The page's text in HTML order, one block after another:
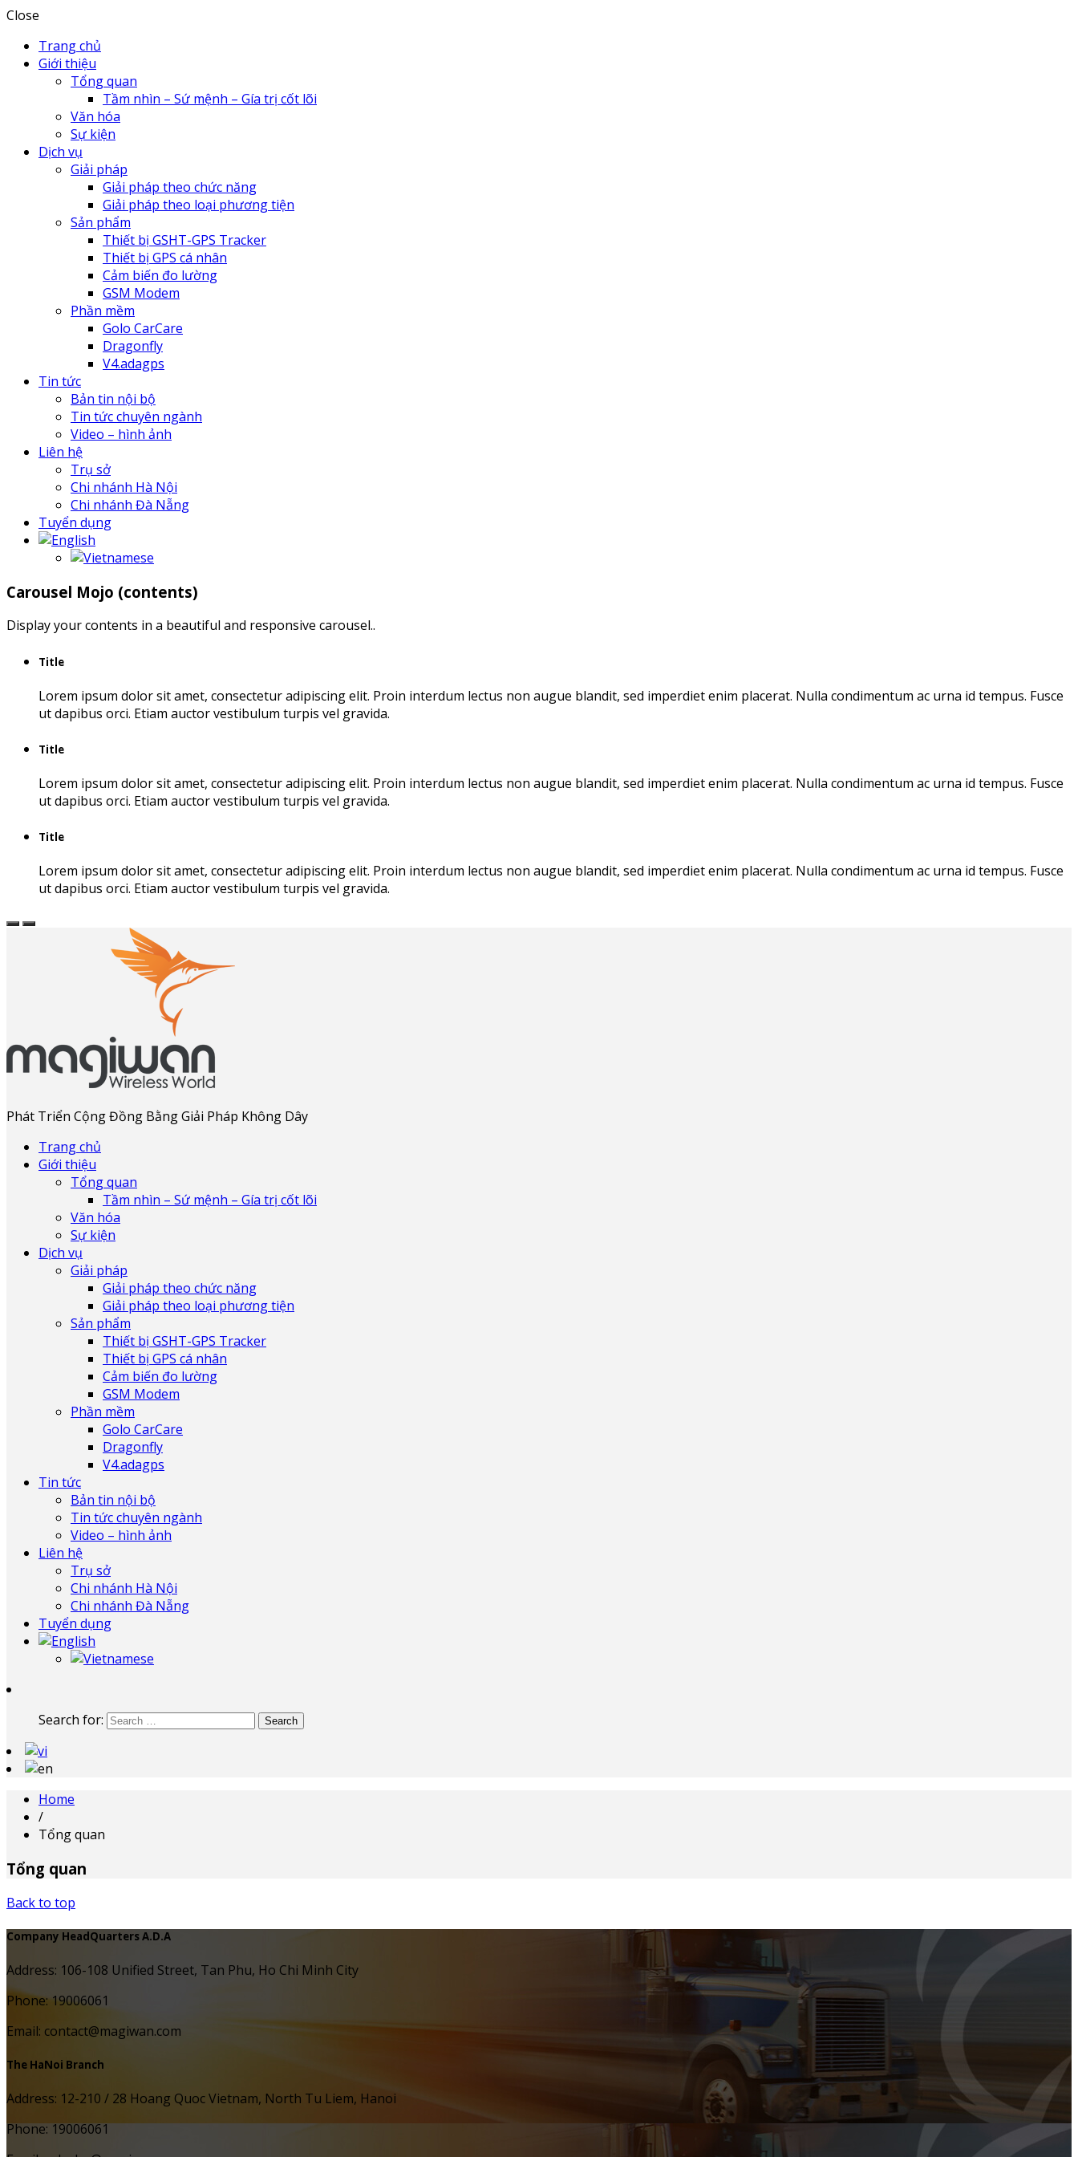
Close
Trang chủ
Giới thiệu
Tổng quan
Tầm nhìn – Sứ mệnh – Gía trị cốt lõi
Văn hóa
Sự kiện
Dịch vụ
Giải pháp
Giải pháp theo chức năng
Giải pháp theo loại phương tiện
Sản phẩm
Thiết bị GSHT-GPS Tracker
Thiết bị GPS cá nhân
Cảm biến đo lường
GSM Modem
Phần mềm
Golo CarCare
Dragonfly
V4.adagps
Tin tức
Bản tin nội bộ
Tin tức chuyên ngành
Video – hình ảnh
Liên hệ
Trụ sở
Chi nhánh Hà Nội
Chi nhánh Đà Nẵng
Tuyển dụng
Carousel Mojo (contents)
Display your contents in a beautiful and responsive carousel..
Title
Lorem ipsum dolor sit amet, consectetur adipiscing elit. Proin interdum lectus non augue blandit, sed imperdiet enim placerat. Nulla condimentum ac urna id tempus. Fusce
ut dapibus orci. Etiam auctor vestibulum turpis vel gravida.
Title
Lorem ipsum dolor sit amet, consectetur adipiscing elit. Proin interdum lectus non augue blandit, sed imperdiet enim placerat. Nulla condimentum ac urna id tempus. Fusce
ut dapibus orci. Etiam auctor vestibulum turpis vel gravida.
Title
Lorem ipsum dolor sit amet, consectetur adipiscing elit. Proin interdum lectus non augue blandit, sed imperdiet enim placerat. Nulla condimentum ac urna id tempus. Fusce
ut dapibus orci. Etiam auctor vestibulum turpis vel gravida.
Phát Triển Cộng Đồng Bằng Giải Pháp Không Dây
Trang chủ
Giới thiệu
Tổng quan
Tầm nhìn – Sứ mệnh – Gía trị cốt lõi
Văn hóa
Sự kiện
Dịch vụ
Giải pháp
Giải pháp theo chức năng
Giải pháp theo loại phương tiện
Sản phẩm
Thiết bị GSHT-GPS Tracker
Thiết bị GPS cá nhân
Cảm biến đo lường
GSM Modem
Phần mềm
Golo CarCare
Dragonfly
V4.adagps
Tin tức
Bản tin nội bộ
Tin tức chuyên ngành
Video – hình ảnh
Liên hệ
Trụ sở
Chi nhánh Hà Nội
Chi nhánh Đà Nẵng
Tuyển dụng
Search for:
Home
/
Tổng quan
Tổng quan
Back to top
Company HeadQuarters A.D.A
Address: 106-108 Unified Street, Tan Phu, Ho Chi Minh City
Phone: 19006061
Email: contact@magiwan.com
The HaNoi Branch
Address: 12-210 / 28 Hoang Quoc Vietnam, North Tu Liem, Hanoi
Phone: 19006061